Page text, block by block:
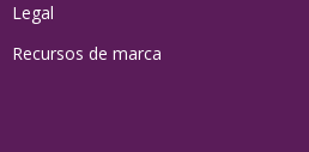
Legal
Recursos de marca